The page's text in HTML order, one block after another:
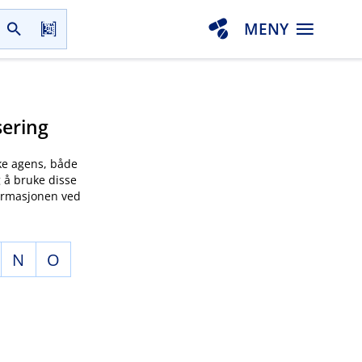
MENY
agens, både
bruke disse
ved
N O